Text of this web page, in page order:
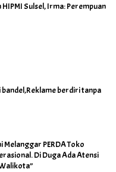
Sulsel, Irma: Perempuan
berdiri tanpa
PERDA Toko
Di Duga Ada Atensi